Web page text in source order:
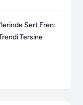
Sert Fren:
Tersine